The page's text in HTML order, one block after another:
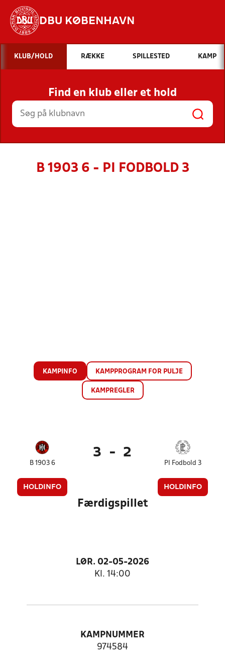
DBU KØBENHAVN
Hvad vil du søge efter?
INDHOLD OG NYHEDER
STILLINGER, RESULTATER, KLUBBER OG
HOLD
KLUB/HOLD RÆKKE SPILLESTED KAMP
Find en klub eller et hold
B 1903 6 - PI FODBOLD 3
KAMPINFO KAMPPROGRAM FOR PULJE
KAMPREGLER
B 1903 6
HOLDINFO
3 - 2
PI Fodbold 3
HOLDINFO
Færdigspillet
LØR. 02-05-2026
Kl. 14:00
KAMPNUMMER
974584